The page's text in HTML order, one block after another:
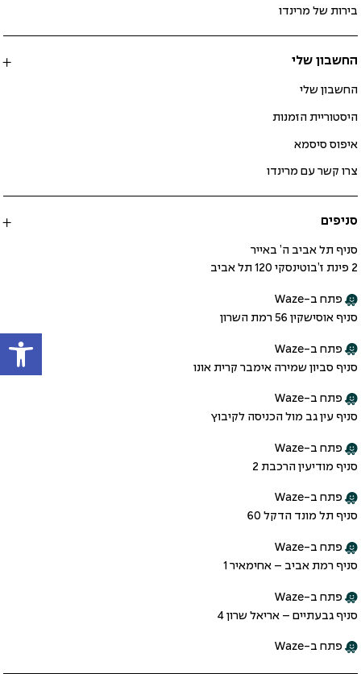
בירות של מרינדו
החשבון שלי
החשבון שלי
היסטוריית הזמנות
איפוס סיסמא
צרו קשר עם מרינדו
סניפים
סניף תל אביב ה’ באייר
2 פינת ז’בוטינסקי 120 תל אביב
פתח ב-Waze
סניף אוסישקין 56 רמת השרון
פתח ב-Waze
סניף סביון שמירה אימבר קרית אונו
פתח ב-Waze
סניף עין גב מול הכניסה לקיבוץ
פתח ב-Waze
סניף מודיעין הרכבת 2
פתח ב-Waze
סניף תל מונד הדקל 60
פתח ב-Waze
סניף רמת אביב – אחימאיר 1
פתח ב-Waze
סניף גבעתיים – אריאל שרון 4
פתח ב-Waze